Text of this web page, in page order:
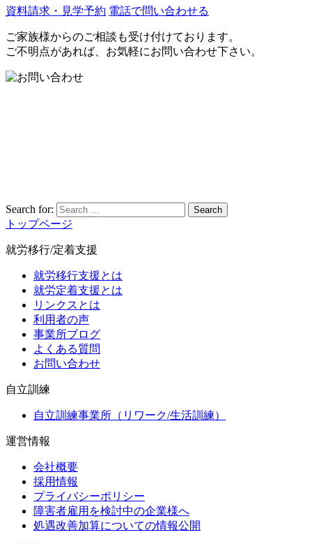
資料請求・見学予約 電話で問い合わせる
ご家族様からのご相談も受け付けております。
ご不明点があれば、お気軽にお問い合わせ下さい。
Search for: Search
トップページ
就労移行/定着支援
就労移行支援とは
就労定着支援とは
リンクスとは
利用者の声
事業所ブログ
よくある質問
お問い合わせ
自立訓練
自立訓練事業所（リワーク/生活訓練）
運営情報
会社概要
採用情報
プライバシーポリシー
障害者雇用を検討中の企業様へ
処遇改善加算についての情報公開